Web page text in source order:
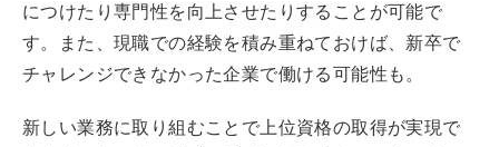
につけたり専門性を向上させたりすることが可能で
す。また、現職での経験を積み重ねておけば、新卒で
チャレンジできなかった企業で働ける可能性も。
新しい業務に取り組むことで上位資格の取得が実現で